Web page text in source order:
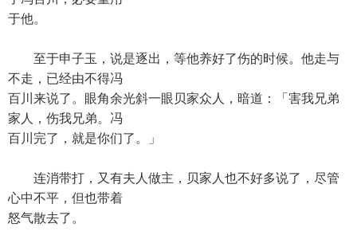
于他。
至于申子玉，说是逐出，等他养好了伤的时候。他走与
不走，已经由不得冯
百川来说了。眼角余光斜一眼贝家众人，暗道：「害我兄弟
家人，伤我兄弟。冯
百川完了，就是你们了。」
连消带打，又有夫人做主，贝家人也不好多说了，尽管
心中不平，但也带着
怒气散去了。